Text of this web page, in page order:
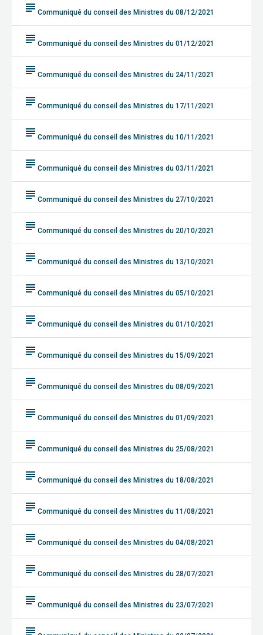
subject Communiqué du conseil des Ministres du 08/12/2021
subject Communiqué du conseil des Ministres du 01/12/2021
subject Communiqué du conseil des Ministres du 24/11/2021
subject Communiqué du conseil des Ministres du 17/11/2021
subject Communiqué du conseil des Ministres du 10/11/2021
subject Communiqué du conseil des Ministres du 03/11/2021
subject Communiqué du conseil des Ministres du 27/10/2021
subject Communiqué du conseil des Ministres du 20/10/2021
subject Communiqué du conseil des Ministres du 13/10/2021
subject Communiqué du conseil des Ministres du 05/10/2021
subject Communiqué du conseil des Ministres du 01/10/2021
subject Communiqué du conseil des Ministres du 15/09/2021
subject Communiqué du conseil des Ministres du 08/09/2021
subject Communiqué du conseil des Ministres du 01/09/2021
subject Communiqué du conseil des Ministres du 25/08/2021
subject Communiqué du conseil des Ministres du 18/08/2021
subject Communiqué du conseil des Ministres du 11/08/2021
subject Communiqué du conseil des Ministres du 04/08/2021
subject Communiqué du conseil des Ministres du 28/07/2021
subject Communiqué du conseil des Ministres du 23/07/2021
subject